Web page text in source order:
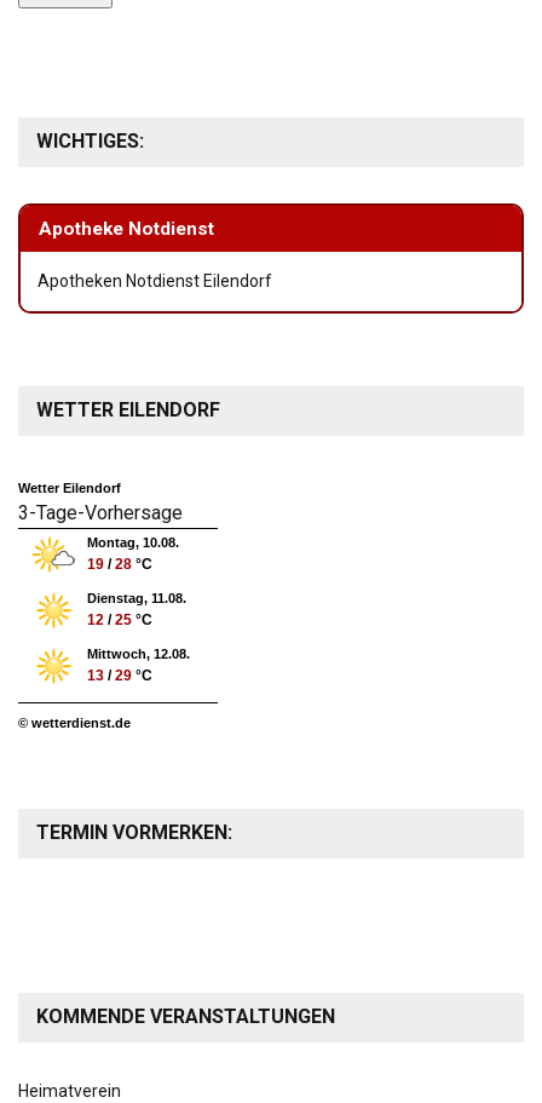
WICHTIGES:
Apotheke Notdienst
Apotheken Notdienst Eilendorf
WETTER EILENDORF
Wetter Eilendorf
3-Tage-Vorhersage
Montag, 10.08.
19 /28 °C
Dienstag, 11.08.
12 /25 °C
Mittwoch, 12.08.
13 /29 °C
© wetterdienst.de
TERMIN VORMERKEN:
KOMMENDE VERANSTALTUNGEN
Heimatverein